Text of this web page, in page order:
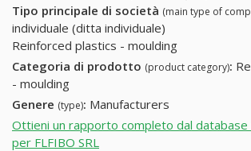
Tipo principale di società (main type of
individuale (ditta individuale)
Reinforced plastics - moulding
Categoria di prodotto (product category):
- moulding
Genere (type): Manufacturers
Ottieni un rapporto completo dal database
per FLFIBO SRL